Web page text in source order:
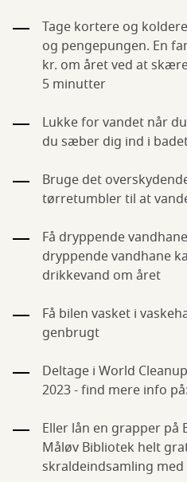
Tage kortere og
og pengepungen. En
kr. om året ved at
5 minutter
Lukke for vandet når
du sæber dig ind i
Bruge det
tørretumbler til at
Få dryppende
dryppende vandhane
drikkevand om året
Få bilen vasket i
genbrugt
Deltage i World
2023 - find mere info på:
Eller lån en grapper på
Måløv Bibliotek helt
skraldeindsamling